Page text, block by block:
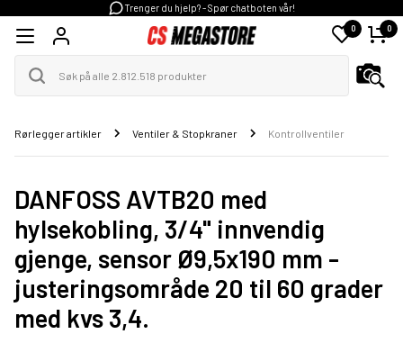
Trenger du hjelp? - Spør chatboten vår!
0 0
Rørlegger artikler Ventiler & Stopkraner Kontrollventiler
DANFOSS AVTB20 med
hylsekobling, 3/4" innvendig
gjenge, sensor Ø9,5x190 mm -
justeringsområde 20 til 60 grader
med kvs 3,4.